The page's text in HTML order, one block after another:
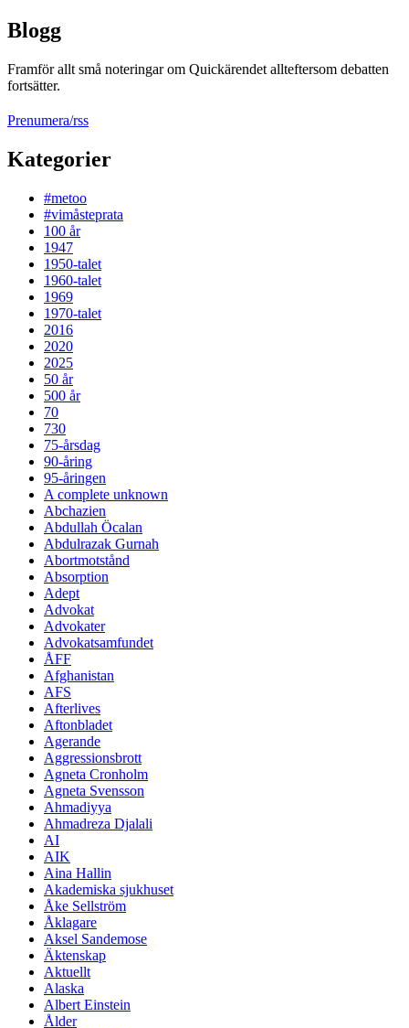
Blogg
Framför allt små noteringar om Quickärendet allteftersom debatten
fortsätter.
Prenumera/rss
Kategorier
#metoo
#vimåsteprata
100 år
1947
1950-talet
1960-talet
1969
1970-talet
2016
2020
2025
50 år
500 år
70
730
75-årsdag
90-åring
95-åringen
A complete unknown
Abchazien
Abdullah Öcalan
Abdulrazak Gurnah
Abortmotstånd
Absorption
Adept
Advokat
Advokater
Advokatsamfundet
ÅFF
Afghanistan
AFS
Afterlives
Aftonbladet
Agerande
Aggressionsbrott
Agneta Cronholm
Agneta Svensson
Ahmadiyya
Ahmadreza Djalali
AI
AIK
Aina Hallin
Akademiska sjukhuset
Åke Sellström
Åklagare
Aksel Sandemose
Äktenskap
Aktuellt
Alaska
Albert Einstein
Ålder